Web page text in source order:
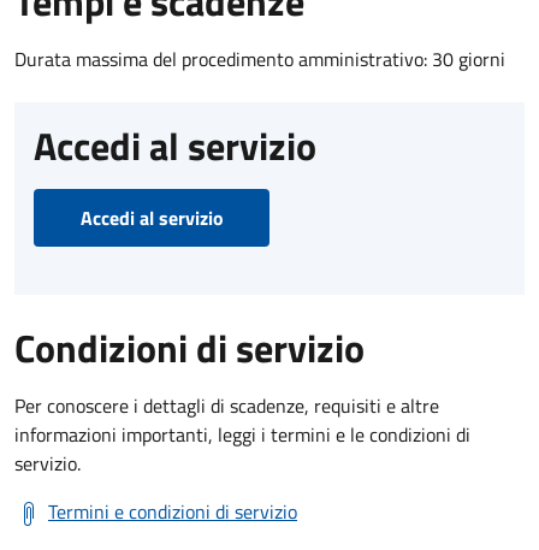
Durata massima del procedimento amministrativo: 30 giorni
Accedi al servizio
Accedi al servizio
Condizioni di servizio
Per conoscere i dettagli di scadenze, requisiti e altre
informazioni importanti, leggi i termini e le condizioni di
servizio.
Termini e condizioni di servizio